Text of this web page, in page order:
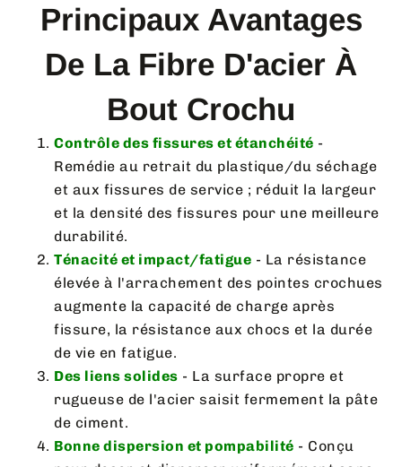
Principaux Avantages
De La Fibre D'acier À
Bout Crochu
Contrôle des fissures et étanchéité -
Remédie au retrait du plastique/du séchage
et aux fissures de service ; réduit la largeur
et la densité des fissures pour une meilleure
durabilité.
Ténacité et impact/fatigue - La résistance
élevée à l'arrachement des pointes crochues
augmente la capacité de charge après
fissure, la résistance aux chocs et la durée
de vie en fatigue.
Des liens solides - La surface propre et
rugueuse de l'acier saisit fermement la pâte
de ciment.
Bonne dispersion et pompabilité - Conçu